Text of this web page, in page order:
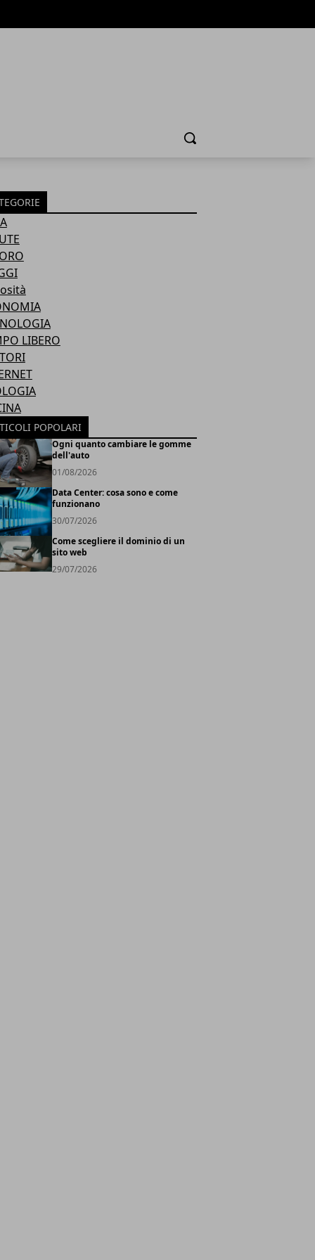
Cerca
LIBERO
POPOLARI
Ogni quanto cambiare le gomme
dell'auto
01/08/2026
Data Center: cosa sono e come
funzionano
30/07/2026
Come scegliere il dominio di un
sito web
29/07/2026